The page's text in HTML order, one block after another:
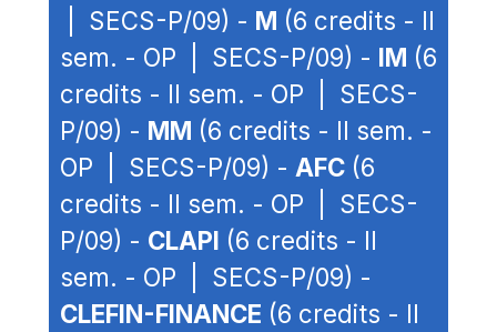
| SECS-P/09) - M (6 credits - II
sem. - OP | SECS-P/09) - IM (6
credits - II sem. - OP | SECS-
P/09) - MM (6 credits - II sem. -
OP | SECS-P/09) - AFC (6
credits - II sem. - OP | SECS-
P/09) - CLAPI (6 credits - II
sem. - OP | SECS-P/09) -
CLEFIN-FINANCE (6 credits - II